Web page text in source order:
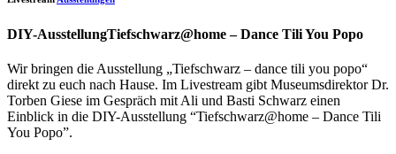
DIY-AusstellungTiefschwarz@home – Dance Tili You Popo
Wir bringen die Ausstellung „Tiefschwarz – dance tili you popo“
direkt zu euch nach Hause. Im Livestream gibt Museumsdirektor Dr.
Torben Giese im Gespräch mit Ali und Basti Schwarz einen
Einblick in die DIY-Ausstellung “Tiefschwarz@home – Dance Tili
You Popo”.